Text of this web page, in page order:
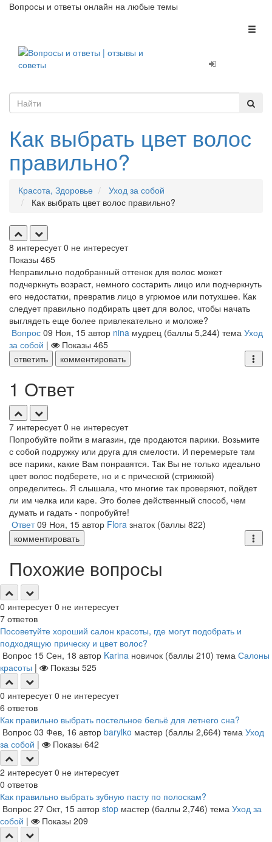
Вопросы и ответы онлайн на любые темы
Как выбрать цвет волос
правильно?
Красота, Здоровье
Уход за собой
Как выбрать цвет волос правильно?
8 интересует 0 не интересует
Показы 465
Неправильно подобранный оттенок для волос может
подчеркнуть возраст, немного состарить лицо или подчеркнуть
его недостатки, превратив лицо в угрюмое или потухшее. Как
следует правильно подбирать цвет для волос, чтобы начать
выглядеть еще более привлекательно и моложе?
Вопрос 09 Ноя, 15 автор nina мудрец (баллы 5,244) тема Уход
за собой | Показы 465
ответить
комментировать
1 Ответ
7 интересует 0 не интересует
Попробуйте пойти в магазин, где продаются парики. Возьмите
с собой подружку или друга для смелости. И перемерьте там
все парики, какие Вам понравятся. Так Вы не только идеально
цвет волос подберете, но и с прической (стрижкой)
определитесь. Я слышала, что многие так проверяют, пойдет
ли им челка или каре. Это более действенный способ, чем
думать и гадать - попробуйте!
Ответ 09 Ноя, 15 автор Flora знаток (баллы 822)
комментировать
Похожие вопросы
0 интересует 0 не интересует
7 ответов
Посоветуйте хороший салон красоты, где могут подобрать и
подходящую прическу и цвет волос?
Вопрос 15 Сен, 18 автор Karina новичок (баллы 210) тема Салоны
красоты | Показы 525
0 интересует 0 не интересует
6 ответов
Как правильно выбрать постельное бельё для летнего сна?
Вопрос 03 Фев, 16 автор barylko мастер (баллы 2,664) тема Уход
за собой | Показы 642
2 интересует 0 не интересует
0 ответов
Как правильно выбрать зубную пасту по полоскам?
Вопрос 27 Окт, 15 автор stop мастер (баллы 2,746) тема Уход за
собой | Показы 209